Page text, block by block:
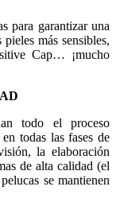
para garantizar una
más sensibles,
Cap… ¡mucho
todo el proceso
todas las fases de
la elaboración
de alta calidad (el
se mantienen